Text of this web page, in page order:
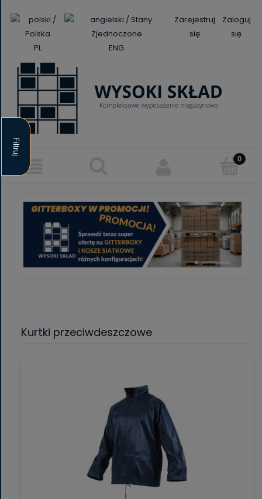
PL ENG
Zarejestruj
się
Zaloguj
się
Filtruj
Kurtki przeciwdeszczowe